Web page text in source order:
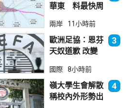
華東 料最快周
兩岸 11小時前
歐洲足協：恩芬
天奴道歉 改變
立場
3
國際 8小時前
嶺大學生會解散
稱校內外形勢出
4